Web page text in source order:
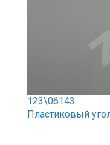
123\06143
Пластиковый